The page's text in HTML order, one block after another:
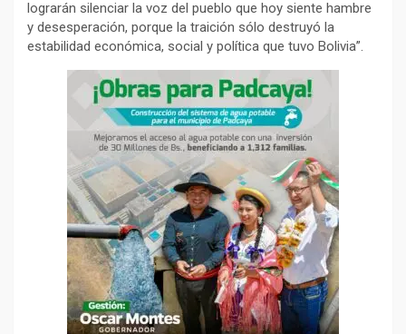
lograrán silenciar la voz del pueblo que hoy siente hambre
y desesperación, porque la traición sólo destruyó la
estabilidad económica, social y política que tuvo Bolivia”.